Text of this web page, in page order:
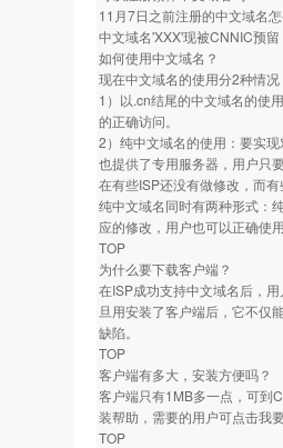
11月7日之前注册的中文域名
中文域名'XXX'现被CNNIC预
如何使用中文域名？
现在中文域名的使用分2种情况
1）以.cn结尾的中文域名的使
的正确访问。
2）纯中文域名的使用：要实
也提供了专用服务器，用户只
在有些ISP还没有做修改，而
纯中文域名同时有两种形式：
应的修改，用户也可以正确使
TOP
为什么要下载客户端？
在ISP成功支持中文域名后，
旦用安装了客户端后，它不仅
缺陷。
TOP
客户端有多大，安装方便吗？
客户端只有1MB多一点，可到
装帮助，需要的用户可点击我
TOP